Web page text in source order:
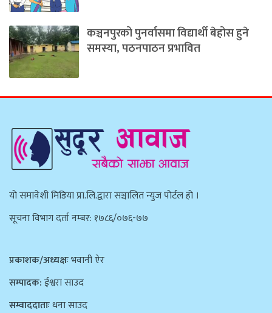
कञ्चनपुरको पुनर्वासमा विद्यार्थी बेहोस हुने
समस्या, पठनपाठन प्रभावित
याे समावेशी मिडिया प्रा.लि.द्वारा सञ्चालित न्युज पाेर्टल हाे ।
सूचना विभाग दर्ता नम्बर: १७८६/०७६-७७
प्रकाशक/अध्यक्षःभवानी ऐर
सम्पादक:ईश्वरा साउद
सम्वाददाताःधना साउद